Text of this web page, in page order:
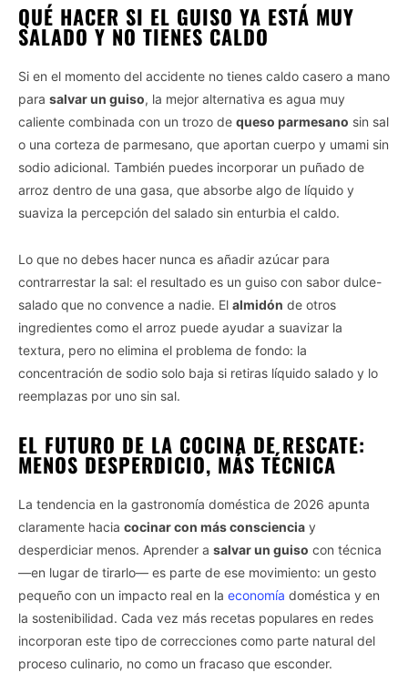
QUÉ HACER SI EL GUISO YA ESTÁ MUY
SALADO Y NO TIENES CALDO
Si en el momento del accidente no tienes caldo casero a mano
para salvar un guiso, la mejor alternativa es agua muy
caliente combinada con un trozo de queso parmesano sin sal
o una corteza de parmesano, que aportan cuerpo y umami sin
sodio adicional. También puedes incorporar un puñado de
arroz dentro de una gasa, que absorbe algo de líquido y
suaviza la percepción del salado sin enturbia el caldo.
Lo que no debes hacer nunca es añadir azúcar para
contrarrestar la sal: el resultado es un guiso con sabor dulce-
salado que no convence a nadie. El almidón de otros
ingredientes como el arroz puede ayudar a suavizar la
textura, pero no elimina el problema de fondo: la
concentración de sodio solo baja si retiras líquido salado y lo
reemplazas por uno sin sal.
EL FUTURO DE LA COCINA DE RESCATE:
MENOS DESPERDICIO, MÁS TÉCNICA
La tendencia en la gastronomía doméstica de 2026 apunta
claramente hacia cocinar con más consciencia y
desperdiciar menos. Aprender a salvar un guiso con técnica
—en lugar de tirarlo— es parte de ese movimiento: un gesto
pequeño con un impacto real en la economía doméstica y en
la sostenibilidad. Cada vez más recetas populares en redes
incorporan este tipo de correcciones como parte natural del
proceso culinario, no como un fracaso que esconder.